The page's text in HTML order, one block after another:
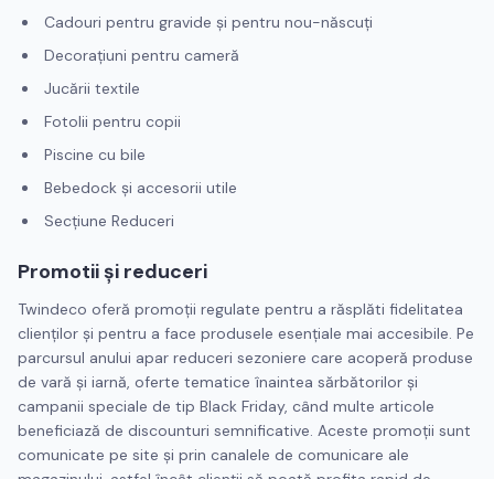
Cadouri pentru gravide și pentru nou-născuți
Decorațiuni pentru cameră
Jucării textile
Fotolii pentru copii
Piscine cu bile
Bebedock și accesorii utile
Secțiune Reduceri
Promotii și reduceri
Twindeco oferă promoții regulate pentru a răsplăti fidelitatea
clienților și pentru a face produsele esențiale mai accesibile. Pe
parcursul anului apar reduceri sezoniere care acoperă produse
de vară și iarnă, oferte tematice înaintea sărbătorilor și
campanii speciale de tip Black Friday, când multe articole
beneficiază de discounturi semnificative. Aceste promoții sunt
comunicate pe site și prin canalele de comunicare ale